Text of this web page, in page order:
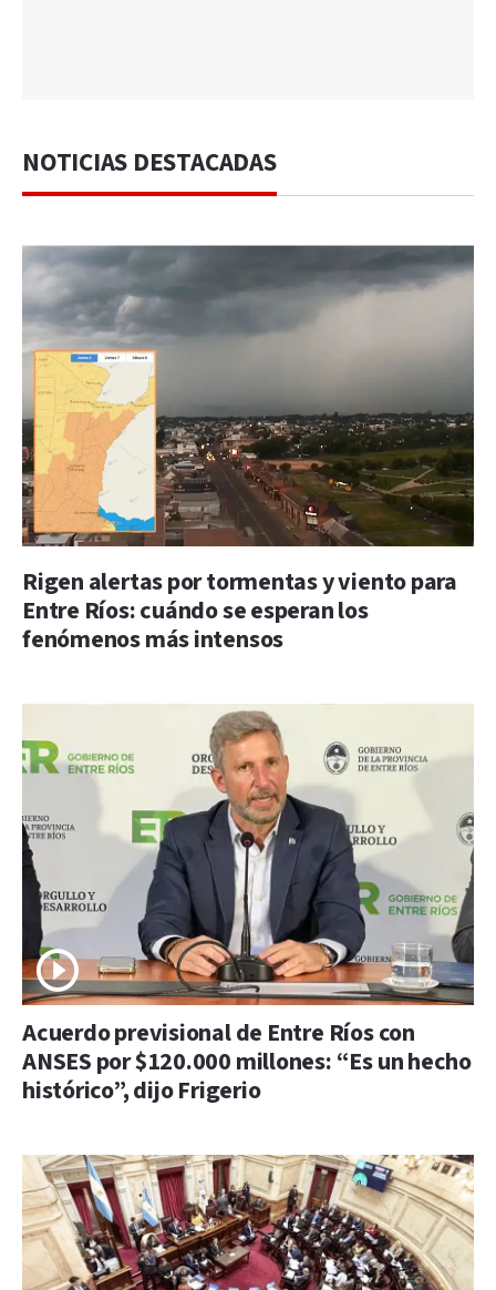
NOTICIAS DESTACADAS
Rigen alertas por tormentas y viento para
Entre Ríos: cuándo se esperan los
fenómenos más intensos
Acuerdo previsional de Entre Ríos con
ANSES por $120.000 millones: “Es un hecho
histórico”, dijo Frigerio